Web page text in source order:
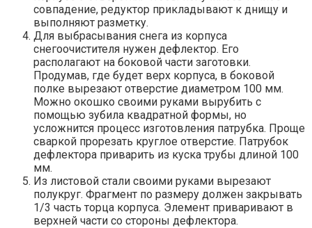
совпадение, редуктор прикладывают к днищу и
выполняют разметку.
Для выбрасывания снега из корпуса
снегоочистителя нужен дефлектор. Его
располагают на боковой части заготовки.
Продумав, где будет верх корпуса, в боковой
полке вырезают отверстие диаметром 100 мм.
Можно окошко своими руками вырубить с
помощью зубила квадратной формы, но
усложнится процесс изготовления патрубка. Проще
сваркой прорезать круглое отверстие. Патрубок
дефлектора приварить из куска трубы длиной 100
мм.
Из листовой стали своими руками вырезают
полукруг. Фрагмент по размеру должен закрывать
1/3 часть торца корпуса. Элемент приваривают в
верхней части со стороны дефлектора.